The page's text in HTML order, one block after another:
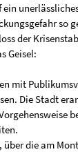
so
der
Geisel:
mit
Die Stadt
über die am